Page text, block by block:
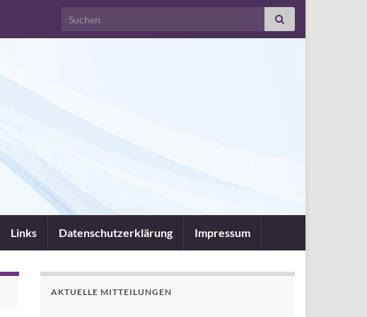
Search for:
Links Datenschutzerklärung Impressum
AKTUELLE MITTEILUNGEN